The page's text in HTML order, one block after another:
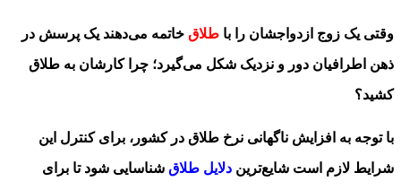
وقتی یک زوج ازدواجشان را با طلاق خاتمه می‌دهند یک پرسش در
ذهن اطرافیان دور و نزدیک شکل می‌گیرد؛ چرا کارشان به طلاق
کشید؟
با توجه به افزایش ناگهانی نرخ طلاق در کشور، برای کنترل این
شرایط لازم است شایع‌ترین دلایل طلاق شناسایی شود تا برای